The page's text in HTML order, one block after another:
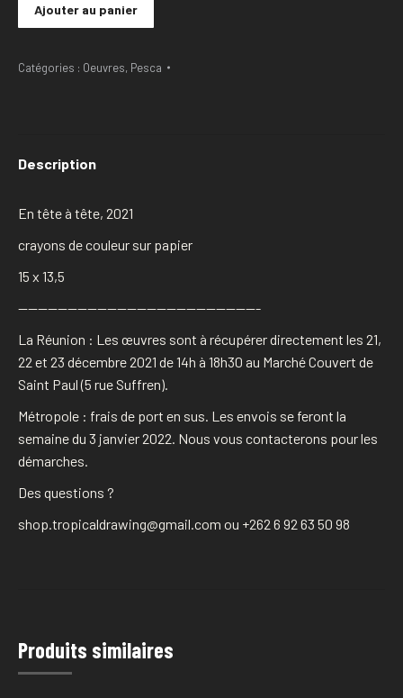
Ajouter au panier
Catégories : Oeuvres, Pesca
Description
En tête à tête, 2021
crayons de couleur sur papier
15 x 13,5
————————————————————————-
La Réunion : Les œuvres sont à récupérer directement les 21,
22 et 23 décembre 2021 de 14h à 18h30 au Marché Couvert de
Saint Paul (5 rue Suffren).
Métropole : frais de port en sus. Les envois se feront la
semaine du 3 janvier 2022. Nous vous contacterons pour les
démarches.
Des questions ?
shop.tropicaldrawing@gmail.com ou +262 6 92 63 50 98
Produits similaires